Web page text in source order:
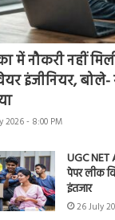
में नौकरी नहीं
इंजीनियर,
2026 - 8:00 PM
UGC
पेपर लीक
इंतजार
26 July